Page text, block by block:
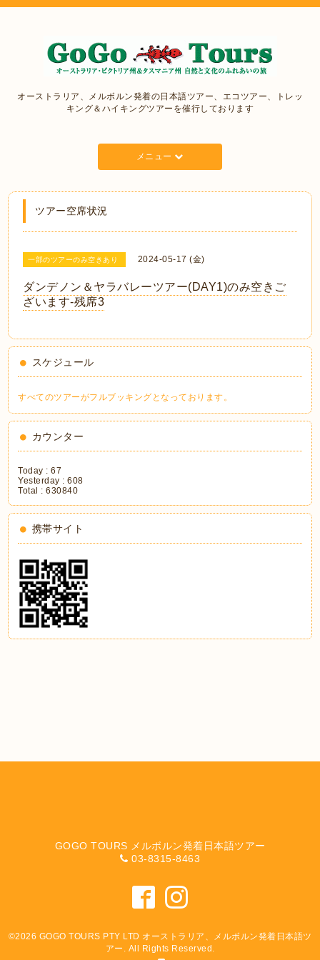
オーストラリア、メルボルン発着の日本語ツアー、エコツアー、トレッ
キング＆ハイキングツアーを催行しております
メニュー
ツアー空席状況
一部のツアーのみ空きあり 2024-05-17 (金)
ダンデノン＆ヤラバレーツアー(DAY1)のみ空きご
ざいます‐残席3
スケジュール
すべてのツアーがフルブッキングとなっております。
カウンター
Today :67
Yesterday :608
Total :630840
携帯サイト
GOGO TOURS メルボルン発着日本語ツアー
03-8315-8463
©2026 GOGO TOURS PTY LTD オーストラリア、メルボルン発着日本語ツ
アー . All Rights Reserved.